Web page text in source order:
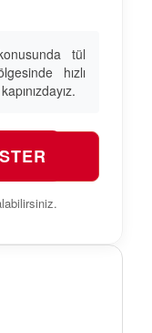
tül
hızlı